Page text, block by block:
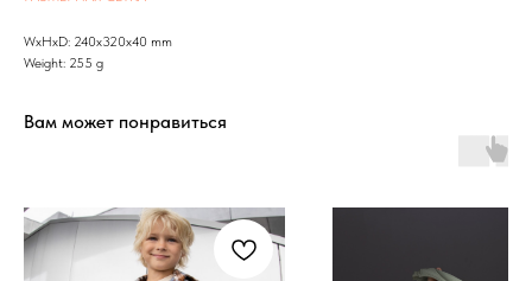
WxHxD: 240x320x40 mm
Weight: 255 g
Вам может понравиться